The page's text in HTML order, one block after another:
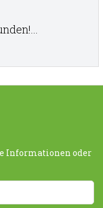
Informationen oder